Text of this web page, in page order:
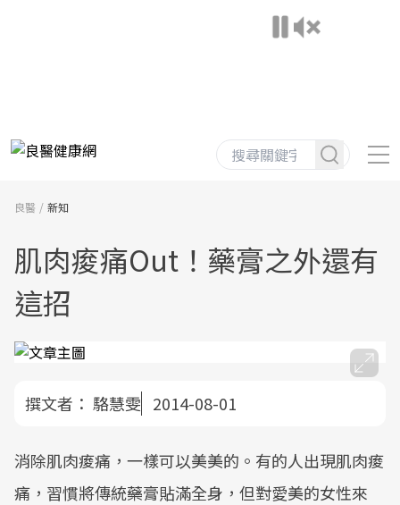
良醫 新知
肌肉痠痛Out！藥膏之外還有
這招
撰文者： 駱慧雯 2014-08-01
消除肌肉痠痛，一樣可以美美的。有的人出現肌肉痠
痛，習慣將傳統藥膏貼滿全身，但對愛美的女性來